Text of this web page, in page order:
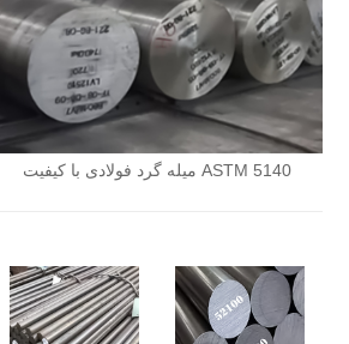
میله گرد فولادی با کیفیت ASTM 5140